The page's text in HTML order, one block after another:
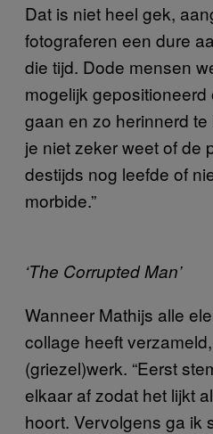
Dat is niet heel gek,
fotograferen een dure
die tijd. Dode mensen
mogelijk gepositioneerd
gaan en zo herinnerd
je niet zeker weet of de
destijds nog leefde of
morbide.”
‘The Corrupted Man’
Wanneer Mathijs alle
collage heeft
(griezel)werk. “Eerst
elkaar af zodat het lijkt
hoort. Vervolgens ga ik